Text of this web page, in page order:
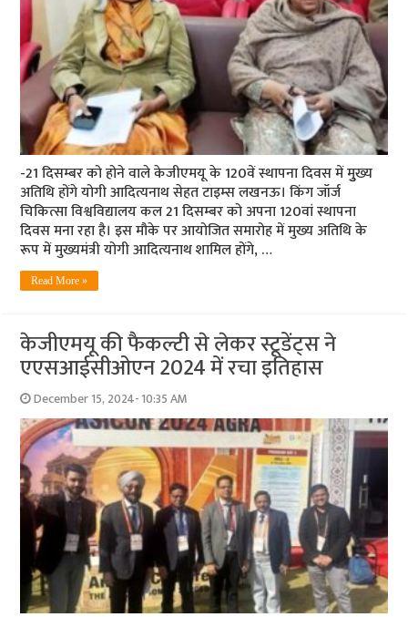
-21 दिसम्बर को होने वाले केजीएमयू के 120वें स्थापना दिवस में मुुख्य
अतिथि होंगे योगी आदित्यनाथ सेहत टाइम्स लखनऊ। किंग जॉर्ज
चिकित्सा विश्वविद्यालय कल 21 दिसम्बर को अपना 120वां स्थापना
दिवस मना रहा है। इस मौके पर आयोजित समारोह में मुख्य अतिथि के
रूप में मुख्यमंत्री योगी आदित्यनाथ शामिल होंगे, …
Read More »
केजीएमयू की फैकल्टी से लेकर स्टूडेंट्स ने
एएसआईसीओएन 2024 में रचा इतिहास
December 15, 2024- 10:35 AM